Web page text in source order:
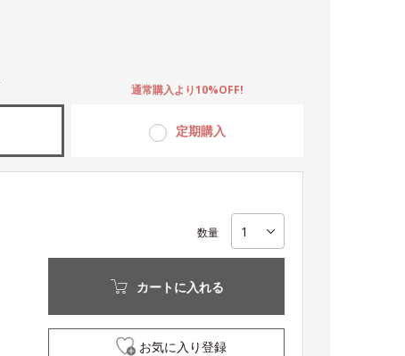
定期購入
通常購入より10%OFF!
数量
カートに入れる
お気に入り登録